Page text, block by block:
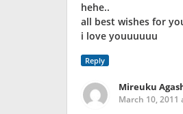
hehe..
all best wishes for
i love youuuuuu
Reply
Mireuku
March 10, 2011